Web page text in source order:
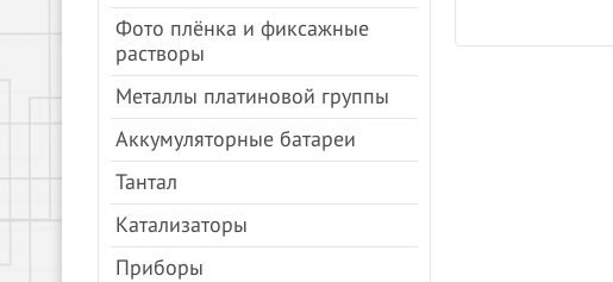
Фото плёнка и фиксажные
растворы
Металлы платиновой группы
Аккумуляторные батареи
Тантал
Катализаторы
Приборы